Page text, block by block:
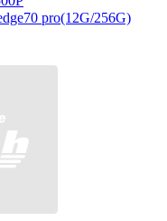
pro(12G/256G)